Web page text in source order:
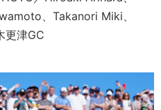
、Takanori Miki、
津GC